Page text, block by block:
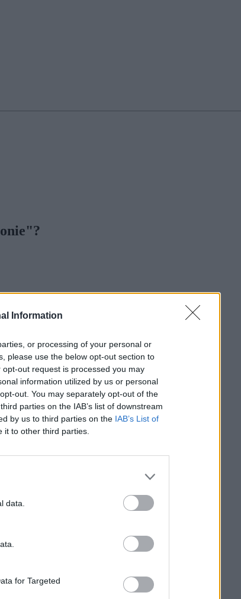
Information
or processing of your personal or
please use the below opt-out section to
out request is processed you may
information utilized by us or personal
out. You may separately opt-out of the
parties on the IAB’s list of downstream
by us to third parties on the IAB’s List of
it to other third parties.
data.
for Targeted